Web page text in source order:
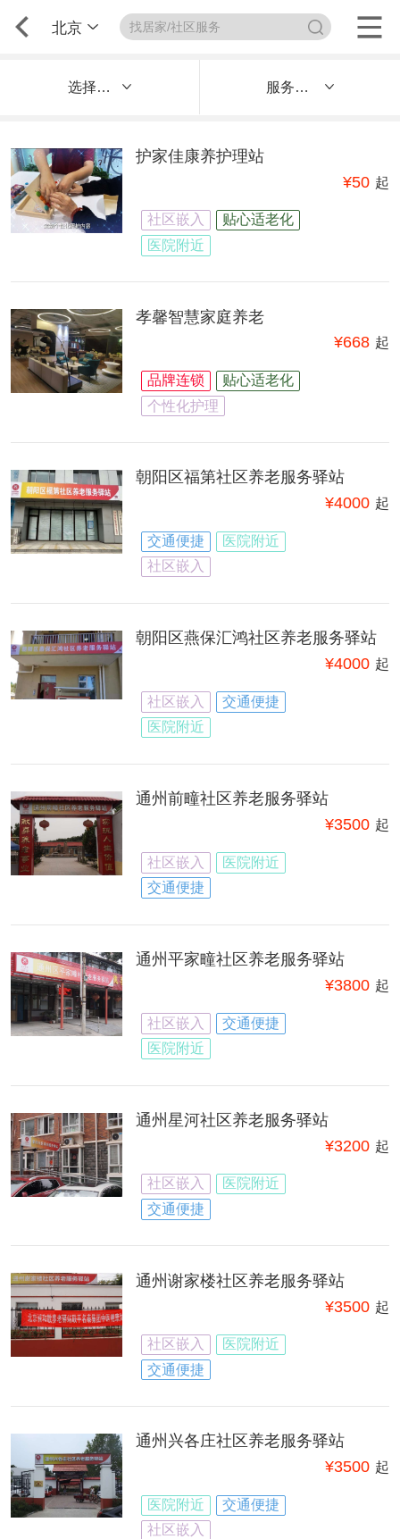
北京
选择区域 服务内容
护家佳康养护理站
社区嵌入
贴心适老化
医院附近
¥50 起
孝馨智慧家庭养老
品牌连锁
贴心适老化
个性化护理
¥668 起
朝阳区福第社区养老服务驿站
交通便捷
医院附近
社区嵌入
¥4000 起
朝阳区燕保汇鸿社区养老服务驿站
社区嵌入
交通便捷
医院附近
¥4000 起
通州前疃社区养老服务驿站
社区嵌入
医院附近
交通便捷
¥3500 起
通州平家疃社区养老服务驿站
社区嵌入
交通便捷
医院附近
¥3800 起
通州星河社区养老服务驿站
社区嵌入
医院附近
交通便捷
¥3200 起
通州谢家楼社区养老服务驿站
社区嵌入
医院附近
交通便捷
¥3500 起
通州兴各庄社区养老服务驿站
医院附近
交通便捷
社区嵌入
¥3500 起